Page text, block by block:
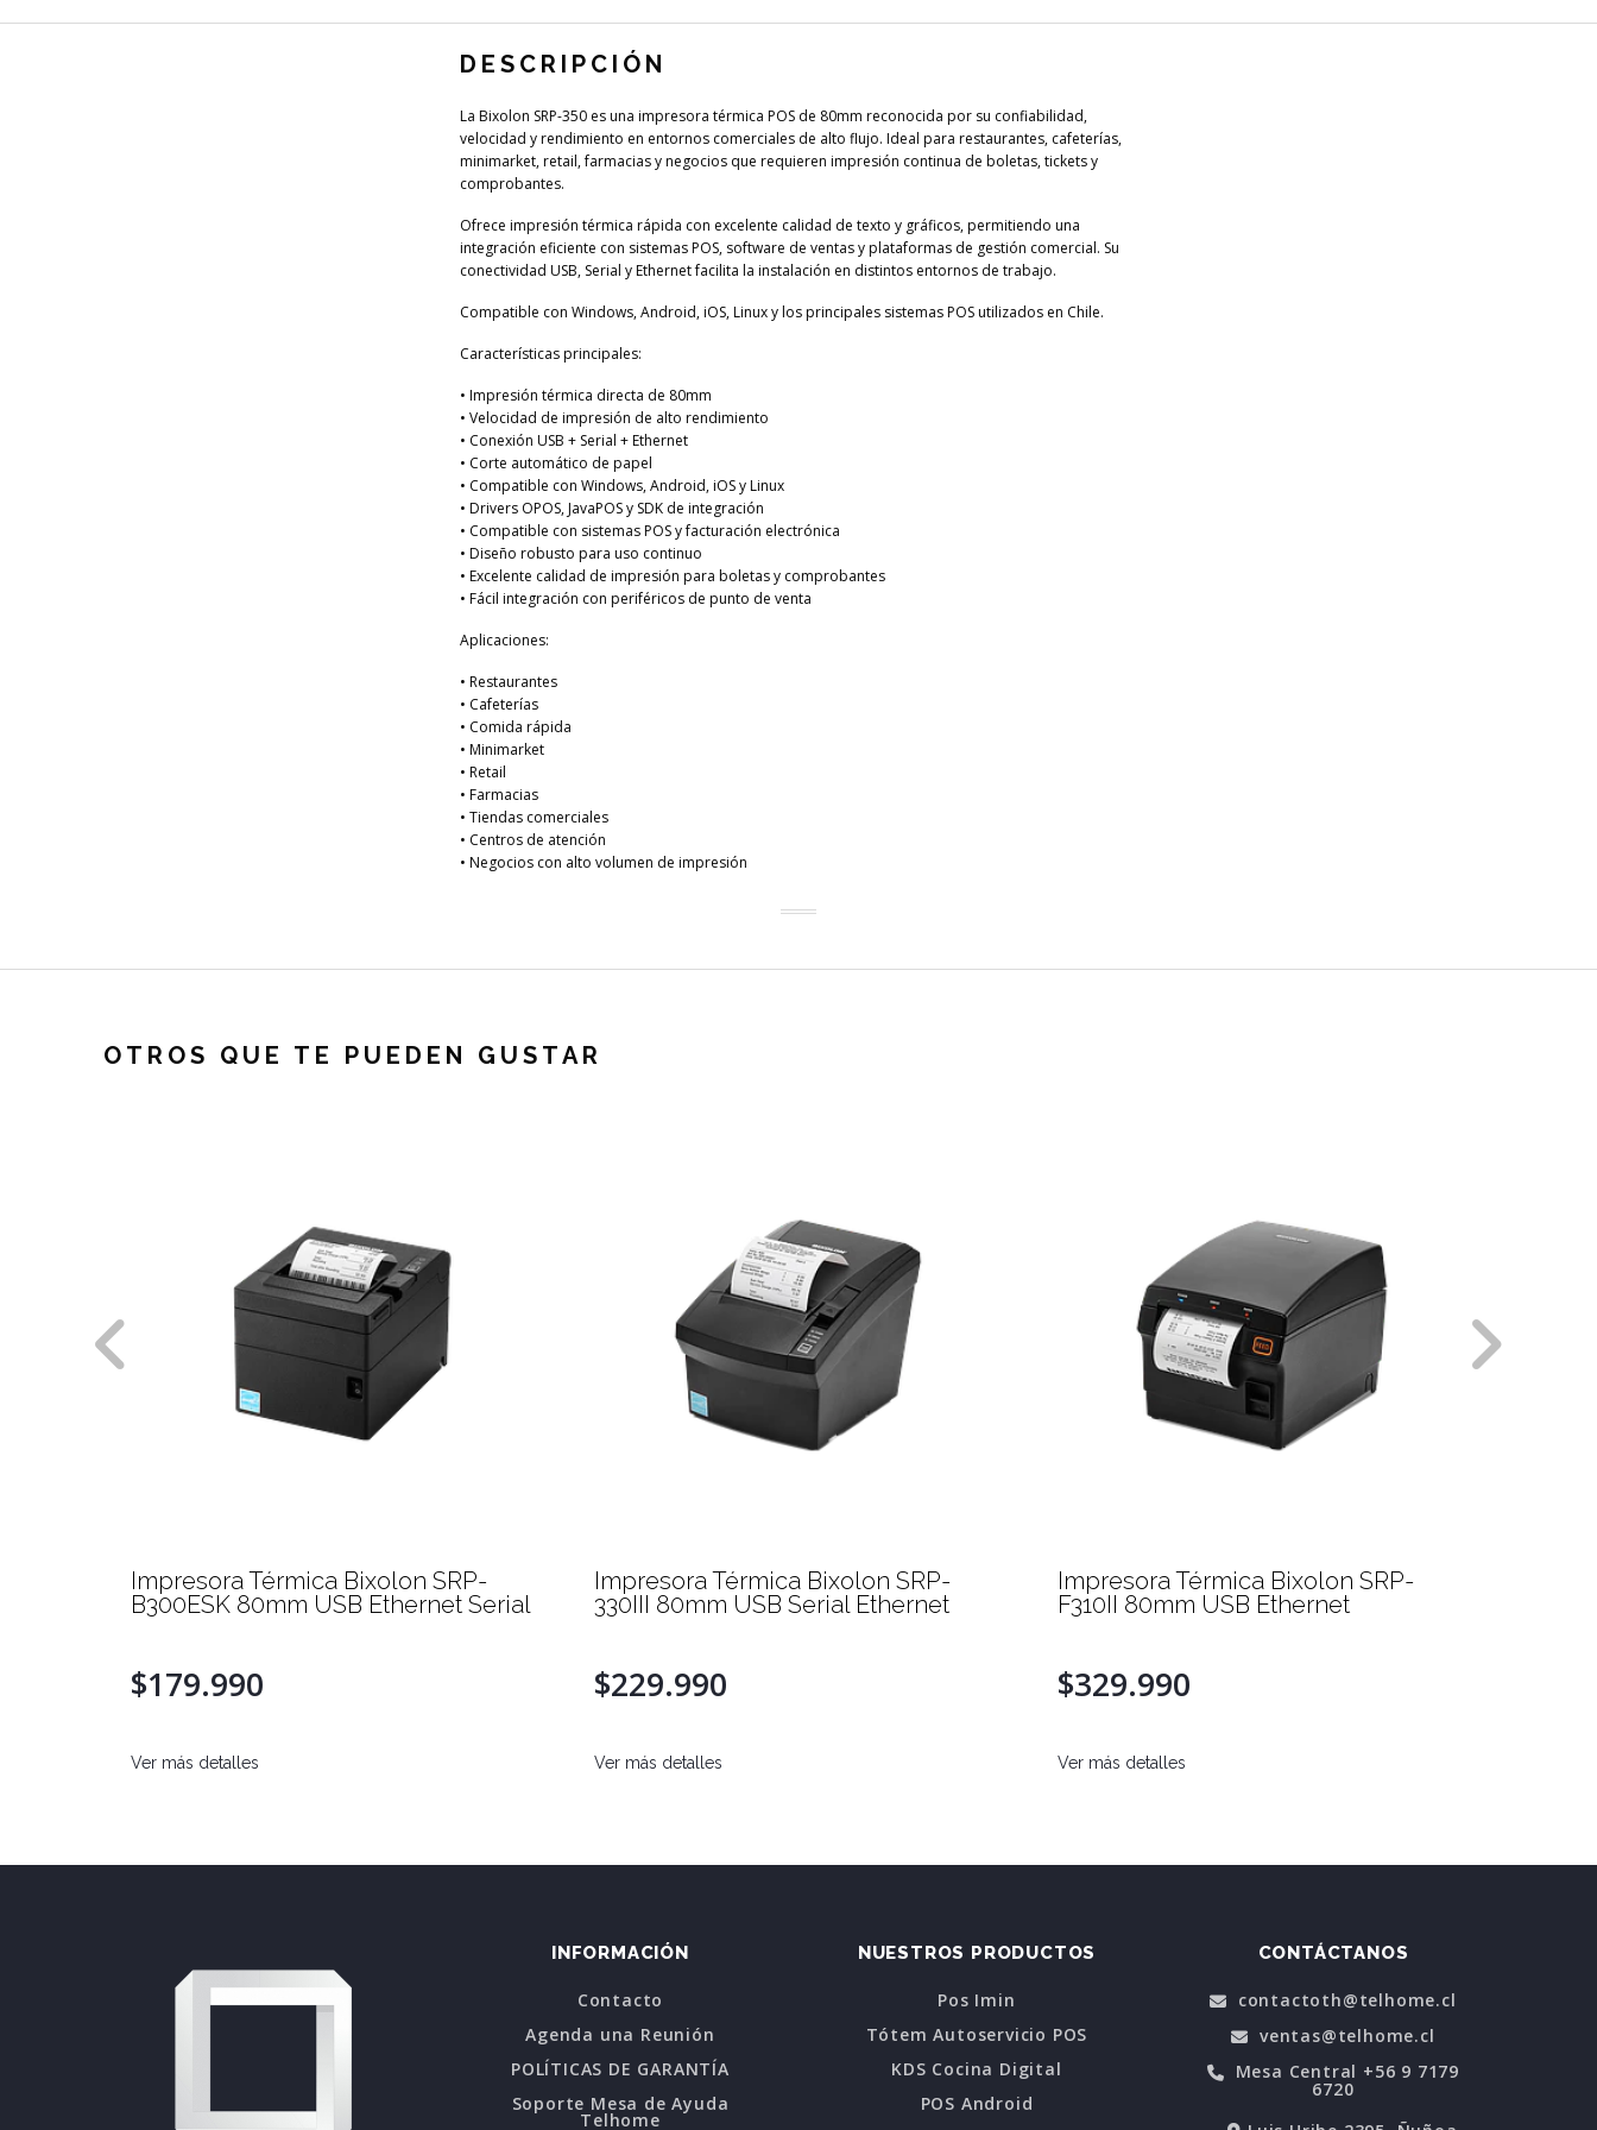
DESCRIPCIÓN
La Bixolon SRP-350 es una impresora térmica POS de 80mm reconocida por su confiabilidad,
velocidad y rendimiento en entornos comerciales de alto flujo. Ideal para restaurantes, cafeterías,
minimarket, retail, farmacias y negocios que requieren impresión continua de boletas, tickets y
comprobantes.
Ofrece impresión térmica rápida con excelente calidad de texto y gráficos, permitiendo una
integración eficiente con sistemas POS, software de ventas y plataformas de gestión comercial. Su
conectividad USB, Serial y Ethernet facilita la instalación en distintos entornos de trabajo.
Compatible con Windows, Android, iOS, Linux y los principales sistemas POS utilizados en Chile.
Características principales:
• Impresión térmica directa de 80mm
• Velocidad de impresión de alto rendimiento
• Conexión USB + Serial + Ethernet
• Corte automático de papel
• Compatible con Windows, Android, iOS y Linux
• Drivers OPOS, JavaPOS y SDK de integración
• Compatible con sistemas POS y facturación electrónica
• Diseño robusto para uso continuo
• Excelente calidad de impresión para boletas y comprobantes
• Fácil integración con periféricos de punto de venta
Aplicaciones:
• Restaurantes
• Cafeterías
• Comida rápida
• Minimarket
• Retail
• Farmacias
• Tiendas comerciales
• Centros de atención
• Negocios con alto volumen de impresión
OTROS QUE TE PUEDEN GUSTAR
Bixolon SRP-
Ethernet Serial
Impresora Térmica Bixolon SRP-
330III 80mm USB Serial Ethernet
Impresora Térmica Bixolon SRP-
F310II 80mm USB Ethernet
Impresora de Etiquetas Bixolon
40T Térmica Directa USB
INFORMACIÓN
Contacto
Agenda una Reunión
POLÍTICAS DE GARANTÍA
Soporte Mesa de Ayuda
Telhome
NUESTROS PRODUCTOS
Pos Imin
Tótem Autoservicio POS
KDS Cocina Digital
POS Android
CONTÁCTANOS
contactoth@telhome.cl
ventas@telhome.cl
Mesa Central +56 9 7179
6720